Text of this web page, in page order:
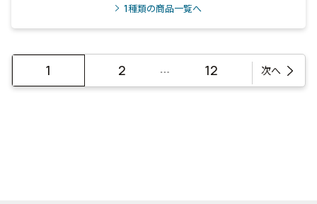
1種類の商品一覧へ
1 2 … 12 次へ